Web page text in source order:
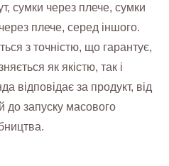
сумки через плече, сумки
плече, серед іншого.
з точністю, що гарантує,
як якістю, так і
відповідає за продукт, від
до запуску масового